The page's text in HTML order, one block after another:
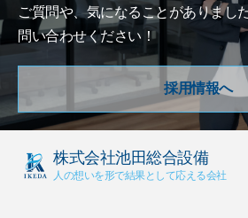
ご質問や、気になることがありまし
問い合わせください！
採用情報へ
株式会社池田総合設備
人の想いを形で結果として応える会社